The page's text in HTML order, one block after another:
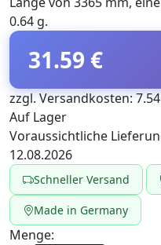
0.64 g.
31.59 €
zzgl. Versandkosten:
Auf Lager
Voraussichtliche
12.08.2026
Schneller Versand
Made in Germany
Menge: